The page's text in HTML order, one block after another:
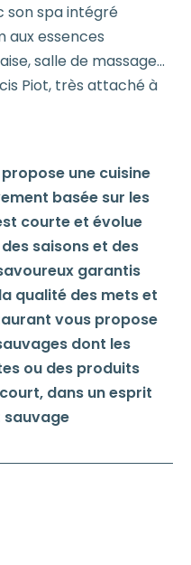
son spa intégré
aux essences
salle de massage...
Piot, très attaché à
une cuisine
basée sur les
courte et évolue
saisons et des
garantis
qualité des mets et
vous propose
dont les
ou des produits
dans un esprit